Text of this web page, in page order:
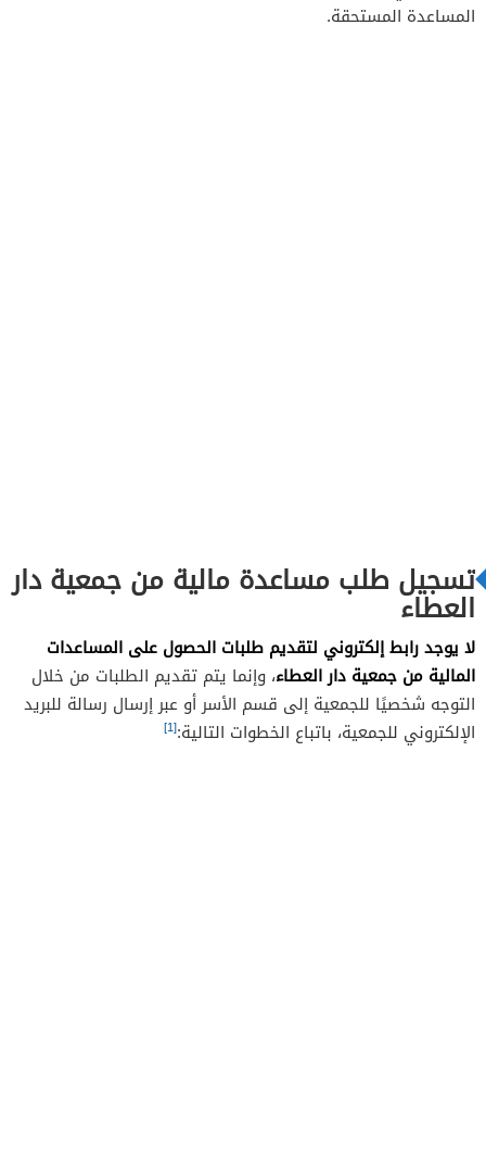
المساعدة المستحقة.
تسجيل طلب مساعدة مالية من جمعية دار
العطاء
لا يوجد رابط إلكتروني لتقديم طلبات الحصول على المساعدات
المالية من جمعية دار العطاء، وإنما يتم تقديم الطلبات من خلال
التوجه شخصيًا للجمعية إلى قسم الأسر أو عبر إرسال رسالة للبريد
الإلكتروني للجمعية، باتباع الخطوات التالية:[1]